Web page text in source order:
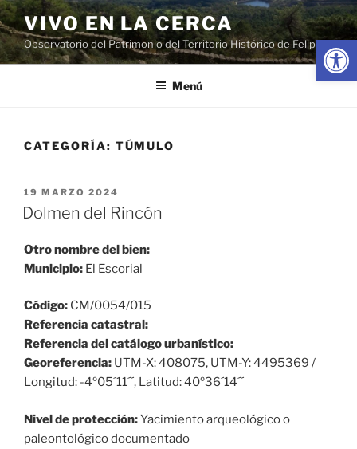
Abrir
Saltar
al
contenido
VIVO EN LA CERCA
Observatorio del Patrimonio del Territorio Histórico de Felipe II
Menú
CATEGORÍA: TÚMULO
PUBLICADO
EL
19 MARZO 2024
Dolmen del Rincón
Otro nombre del bien:
Municipio: El Escorial
Código: CM/0054/015
Referencia catastral:
Referencia del catálogo urbanístico:
Georeferencia: UTM-X: 408075, UTM-Y: 4495369 /
Longitud: -4º05´11´´, Latitud: 40º36´14´´
Nivel de protección:Yacimiento arqueológico o
paleontológico documentado